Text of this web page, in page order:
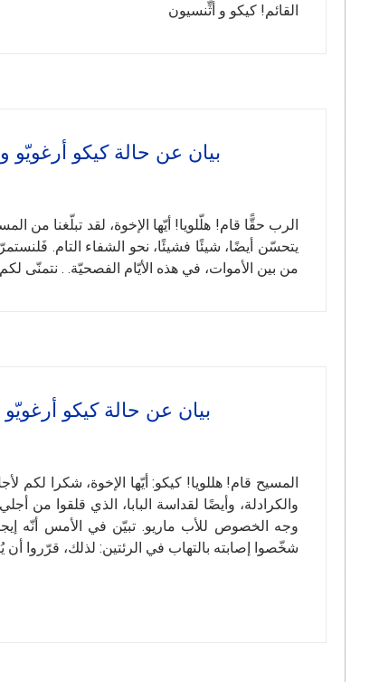
القائم! كيكو و أثِّنسيون
بيان عن حالة كيكو أرغويّو والأب
الرب حقًّا قام! هلّلويا! أيّها الإخوة، لقد تبلّغنا
يتحسّن أيضًا، شيئًا فشيئًا، نحو الشفاء التام.
من بين الأموات، في هذه الأيّام الفصحيّة. . نتمنّى
بيان عن حالة كيكو أرغويّو والأب
المسيح قام! هللويا! كيكو: أيّها الإخوة، شكرا لكم
والكرادلة، وأيضًا لقداسة البابا، الذي قلقوا
وجه الخصوص للأب ماريو. تبيّن في الأمس أنّه
شخّصوا إصابته بالتهاب في الرئتين: لذلك، قرّروا